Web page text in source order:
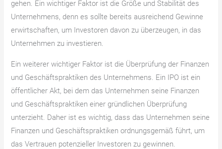
gehen. Ein wichtiger Faktor ist die Größe und Stabilität des
Unternehmens, denn es sollte bereits ausreichend Gewinne
erwirtschaften, um Investoren davon zu überzeugen, in das
Unternehmen zu investieren.
Ein weiterer wichtiger Faktor ist die Überprüfung der Finanzen
und Geschäftspraktiken des Unternehmens. Ein IPO ist ein
öffentlicher Akt, bei dem das Unternehmen seine Finanzen
und Geschäftspraktiken einer gründlichen Überprüfung
unterzieht. Daher ist es wichtig, dass das Unternehmen seine
Finanzen und Geschäftspraktiken ordnungsgemäß führt, um
das Vertrauen potenzieller Investoren zu gewinnen.